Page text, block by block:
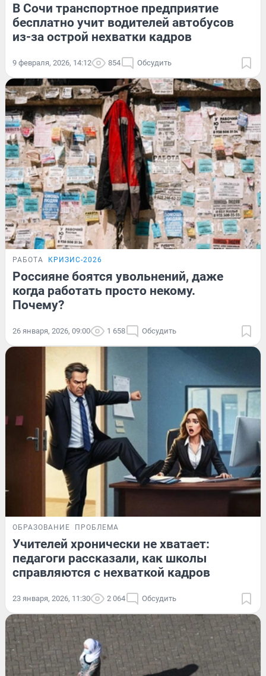
В Сочи транспортное предприятие
бесплатно учит водителей автобусов
из-за острой нехватки кадров
9 февраля, 2026, 14:12 854 Обсудить
РАБОТА КРИЗИС-2026
Россияне боятся увольнений, даже
когда работать просто некому.
Почему?
26 января, 2026, 09:00 1 658 Обсудить
ОБРАЗОВАНИЕ ПРОБЛЕМА
Учителей хронически не хватает:
педагоги рассказали, как школы
справляются с нехваткой кадров
23 января, 2026, 11:30 2 064 Обсудить